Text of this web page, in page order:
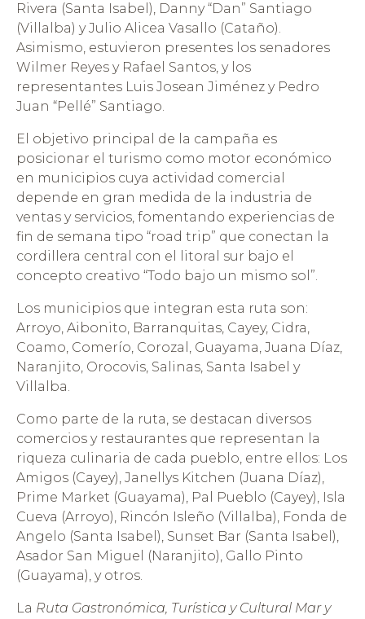
Rivera (Santa Isabel), Danny “Dan” Santiago
(Villalba) y Julio Alicea Vasallo (Cataño).
Asimismo, estuvieron presentes los senadores
Wilmer Reyes y Rafael Santos, y los
representantes Luis Josean Jiménez y Pedro
Juan “Pellé” Santiago.
El objetivo principal de la campaña es
posicionar el turismo como motor económico
en municipios cuya actividad comercial
depende en gran medida de la industria de
ventas y servicios, fomentando experiencias de
fin de semana tipo “road trip” que conectan la
cordillera central con el litoral sur bajo el
concepto creativo “Todo bajo un mismo sol”.
Los municipios que integran esta ruta son:
Arroyo, Aibonito, Barranquitas, Cayey, Cidra,
Coamo, Comerío, Corozal, Guayama, Juana Díaz,
Naranjito, Orocovis, Salinas, Santa Isabel y
Villalba.
Como parte de la ruta, se destacan diversos
comercios y restaurantes que representan la
riqueza culinaria de cada pueblo, entre ellos: Los
Amigos (Cayey), Janellys Kitchen (Juana Díaz),
Prime Market (Guayama), Pal Pueblo (Cayey), Isla
Cueva (Arroyo), Rincón Isleño (Villalba), Fonda de
Angelo (Santa Isabel), Sunset Bar (Santa Isabel),
Asador San Miguel (Naranjito), Gallo Pinto
(Guayama), y otros.
La Ruta Gastronómica, Turística y Cultural Mar y